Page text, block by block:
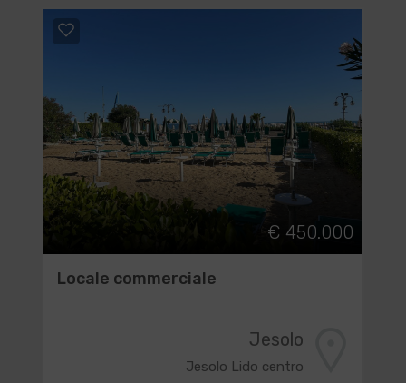
€ 450.000
Locale commerciale
Jesolo
Jesolo Lido centro